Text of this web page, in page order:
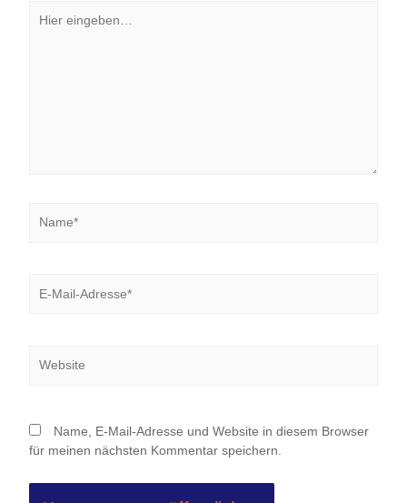
eingeben…
Mail-
Name, E-Mail-Adresse und Website in diesem Browser
für meinen nächsten Kommentar speichern.